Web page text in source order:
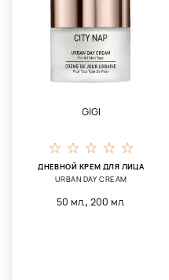
GIGI
ДНЕВНОЙ КРЕМ ДЛЯ ЛИЦА
URBAN DAY CREAM
50 мл.,200 мл.